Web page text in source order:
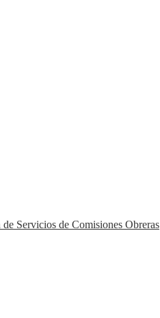
Servicios de Comisiones Obreras